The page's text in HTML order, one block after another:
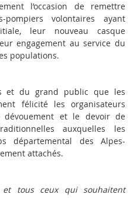
l’occasion de remettre
pompiers volontaires ayant
leur nouveau casque
engagement au service du
populations.
et du grand public que les
félicité les organisateurs
et le devoir de
auxquelles les
départemental des Alpes-
attachés.
tous ceux qui souhaitent